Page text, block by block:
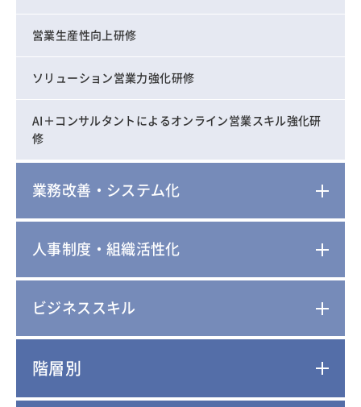
営業生産性向上研修
ソリューション営業力強化研修
AI＋コンサルタントによるオンライン営業スキル強化研
修
業務改善・システム化
人事制度・組織活性化
ビジネススキル
階層別